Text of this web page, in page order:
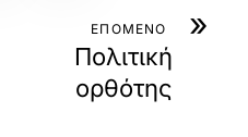
»
ΕΠΟΜΕΝΟ
Πολιτική
ορθότης